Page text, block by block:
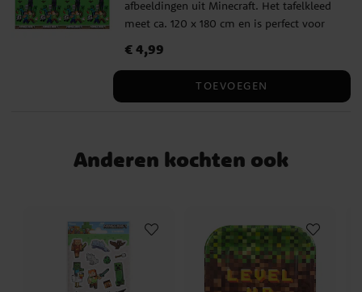
afbeeldingen uit Minecraft. Het tafelkleed
meet ca. 120 x 180 cm en is perfect voor
Prijs :€ 4,99
€ 4,99
TOEVOEGEN
Anderen kochten ook